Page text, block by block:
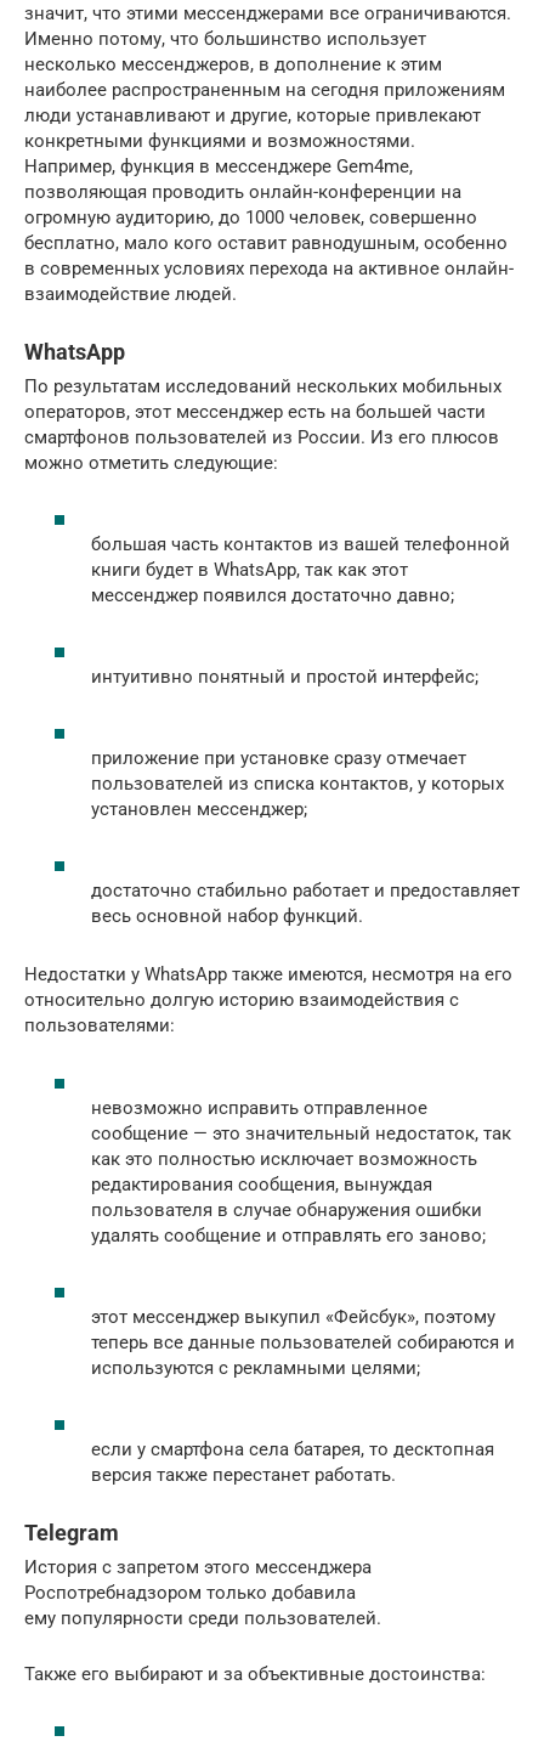
значит, что этими мессенджерами все ограничиваются.
Именно потому, что большинство использует
несколько мессенджеров, в дополнение к этим
наиболее распространенным на сегодня приложениям
люди устанавливают и другие, которые привлекают
конкретными функциями и возможностями.
Например, функция в мессенджере Gem4me,
позволяющая проводить онлайн-конференции на
огромную аудиторию, до 1000 человек, совершенно
бесплатно, мало кого оставит равнодушным, особенно
в современных условиях перехода на активное онлайн-
взаимодействие людей.
WhatsApp
По результатам исследований нескольких мобильных
операторов, этот мессенджер есть на большей части
смартфонов пользователей из России. Из его плюсов
можно отметить следующие:
большая часть контактов из вашей телефонной
книги будет в WhatsApp, так как этот
мессенджер появился достаточно давно;
интуитивно понятный и простой интерфейс;
приложение при установке сразу отмечает
пользователей из списка контактов, у которых
установлен мессенджер;
достаточно стабильно работает и предоставляет
весь основной набор функций.
Недостатки у WhatsApp также имеются, несмотря на его
относительно долгую историю взаимодействия с
пользователями:
невозможно исправить отправленное
сообщение — это значительный недостаток, так
как это полностью исключает возможность
редактирования сообщения, вынуждая
пользователя в случае обнаружения ошибки
удалять сообщение и отправлять его заново;
этот мессенджер выкупил «Фейсбук», поэтому
теперь все данные пользователей собираются и
используются с рекламными целями;
если у смартфона села батарея, то десктопная
версия также перестанет работать.
Telegram
История с запретом этого мессенджера
Роспотребнадзором только добавила
ему популярности среди пользователей.
Также его выбирают и за объективные достоинства: